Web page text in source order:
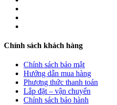
Chính sách khách hàng
Chính sách bảo mật
Hướng dẫn mua hàng
Phương thức thanh toán
Lắp đặt – vận chuyển
Chính sách bảo hành